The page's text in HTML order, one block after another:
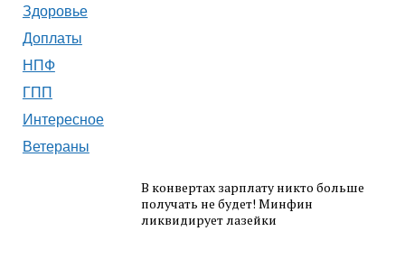
Здоровье
Доплаты
НПФ
ГПП
Интересное
Ветераны
В конвертах зарплату никто больше
получать не будет! Минфин
ликвидирует лазейки